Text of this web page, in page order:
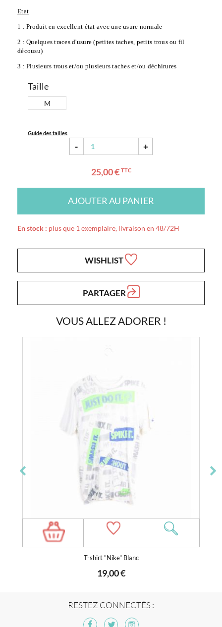
Etat
1 : Produit en excellent état avec une usure normale
2 : Quelques traces d'usure (petites taches, petits trous ou fil
décousu)
3 : Plusieurs trous et/ou plusieurs taches et/ou déchirures
Taille
M
Guide des tailles
- +
25,00 € TTC
AJOUTER AU PANIER
En stock : plus que 1 exemplaire, livraison en 48/72H
WISHLIST
PARTAGER
VOUS ALLEZ ADORER !
T-shirt "Nike" Blanc
19,00 €
RESTEZ CONNECTÉS :